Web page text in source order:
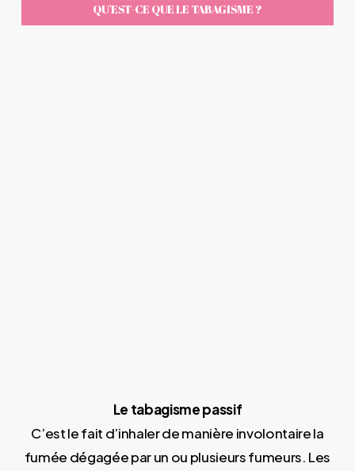
QU'EST-CE QUE LE TABAGISME ?
Le tabagisme passif
C’est le fait d’inhaler de manière involontaire la
fumée dégagée par un ou plusieurs fumeurs. Les